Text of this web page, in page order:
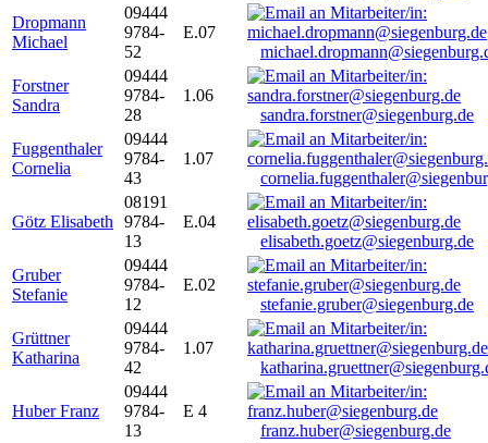
Dropmann
Michael
09444
9784-
52
E.07
Forstner
Sandra
09444
9784-
28
1.06
sandra.forstner@siegenburg.de
Fuggenthaler
Cornelia
09444
9784-
43
1.07
Götz Elisabeth
08191
9784-
13
E.04
elisabeth.goetz@siegenburg.de
Gruber
Stefanie
09444
9784-
12
E.02
stefanie.gruber@siegenburg.de
Grüttner
Katharina
09444
9784-
42
1.07
Huber Franz
09444
9784-
13
E 4
franz.huber@siegenburg.de